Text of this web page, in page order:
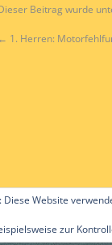
Beitrag wurde
← 1. Herren:
by Alex Gast &
Diese Website
zur